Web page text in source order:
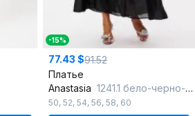
-15%
77.43 $91.52
Платье
Anastasia 1241.1 бело-черно-розовый
50, 52, 54, 56, 58, 60